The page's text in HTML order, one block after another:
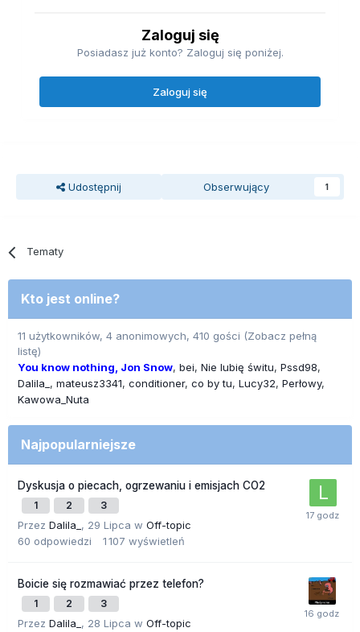
Zaloguj się
Posiadasz już konto? Zaloguj się poniżej.
Zaloguj się
Udostępnij Obserwujący 1
Tematy
Kto jest online?
11 użytkowników, 4 anonimowych, 410 gości (Zobacz pełną
listę)
You know nothing, Jon Snow bei Nie lubię świtu Pssd98
Dalila_
mateusz3341 conditioner co by tu Lucy32 Perłowy
Kawowa_Nuta
Najpopularniejsze
Dyskusja o piecach, ogrzewaniu i emisjach CO2
1 2 3
Przez Dalila_ , 29 Lipca w Off-topic
60 odpowiedzi 1 107 wyświetleń
Boicie się rozmawiać przez telefon?
1 2 3
Przez Dalila_ , 28 Lipca w Off-topic